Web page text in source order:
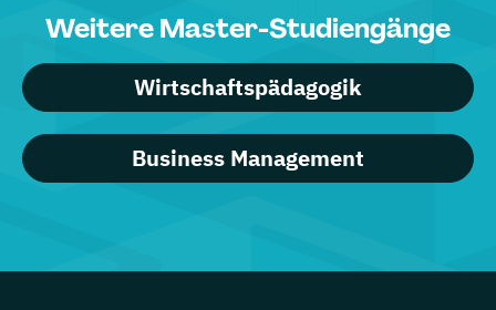
Weitere Master-Studiengänge
Wirtschaftspädagogik
Business Management